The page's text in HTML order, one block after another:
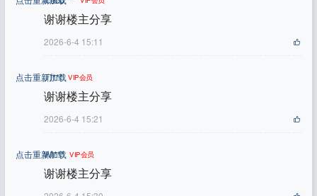
谢谢楼主分享
2026-6-4 15:11
点击重新加载
刀*** VIP会员
谢谢楼主分享
2026-6-4 15:21
点击重新加载
Wi*** VIP会员
谢谢楼主分享